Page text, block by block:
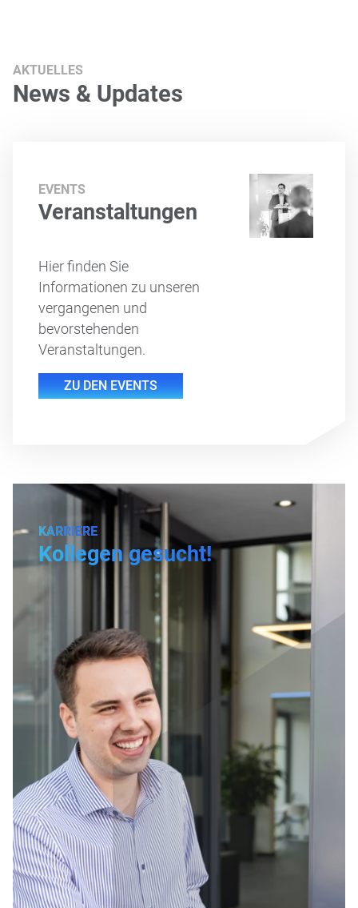
AKTUELLES
News & Updates
EVENTS
Veranstaltungen
Hier finden Sie
Informationen zu unseren
vergangenen und
bevorstehenden
Veranstaltungen.
ZU DEN EVENTS
KARRIERE
Kollegen gesucht!